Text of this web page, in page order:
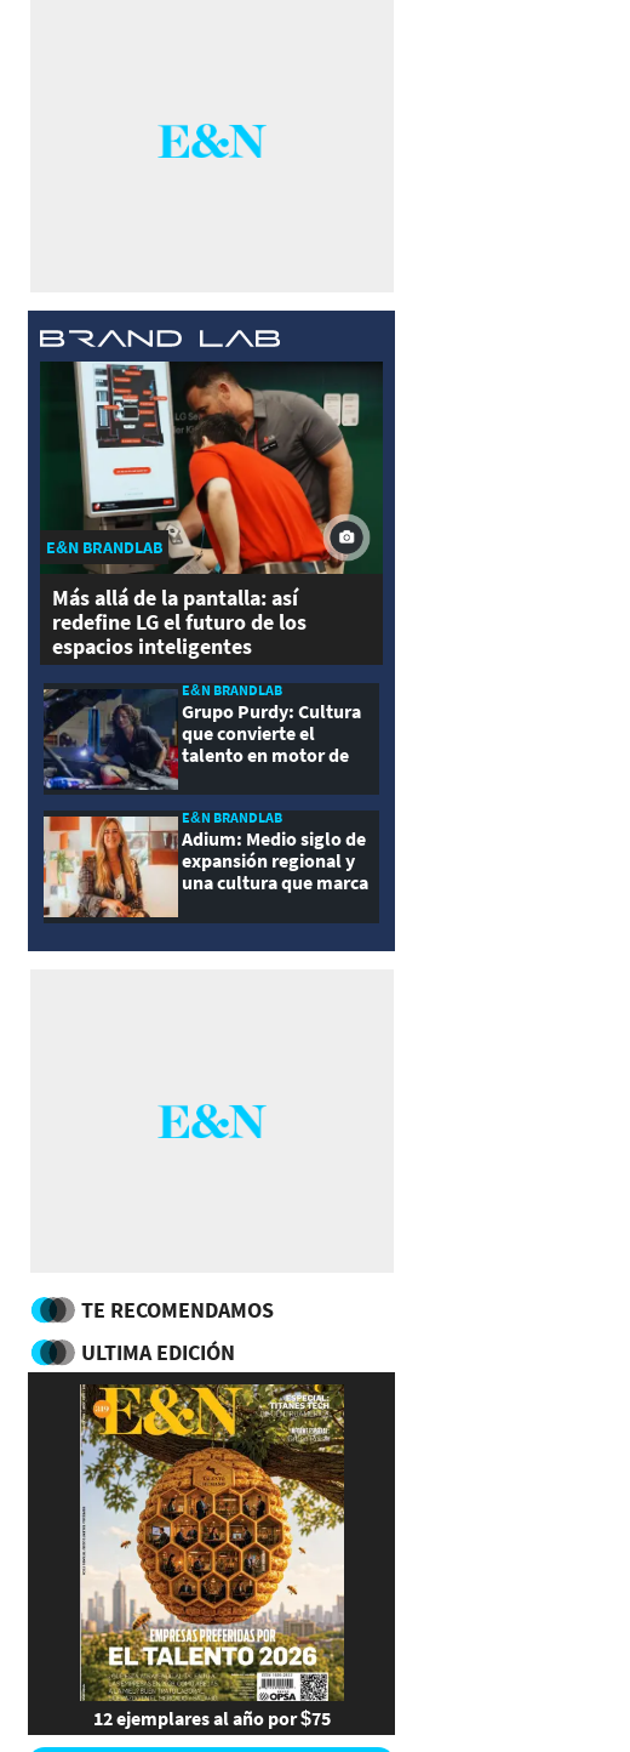
E&N BRANDLAB
Más allá de la pantalla: así
redefine LG el futuro de los
espacios inteligentes
E&N BRANDLAB
Grupo Purdy: Cultura
que convierte el
talento en motor de
E&N BRANDLAB
Adium: Medio siglo de
expansión regional y
una cultura que marca
TE RECOMENDAMOS
ULTIMA EDICIÓN
12 ejemplares al año por $75